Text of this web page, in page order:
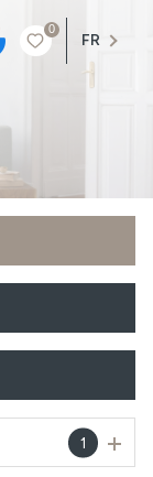
0
FR
1